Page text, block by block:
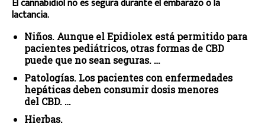
lactancia.
Niños. Aunque el Epidiolex está permitido para
pacientes pediátricos, otras formas de CBD
puede que no sean seguras. …
Patologías. Los pacientes con enfermedades
hepáticas deben consumir dosis menores
del CBD. …
Hierbas.